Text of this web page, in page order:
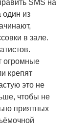
SMS на
один из
в зале.
огромные
крепят
это не
чтобы не
приятных